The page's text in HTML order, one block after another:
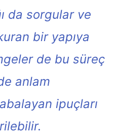
da sorgular ve
bir yapıya
de bu süreç
anlam
ipuçları